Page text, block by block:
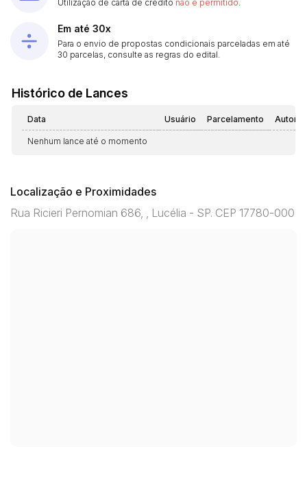
Utilização de carta de crédito não é permitido
Em até 30x
Para o envio de propostas condicionais parceladas em até
30 parcelas, consulte as regras do edital.
Histórico de Lances
Data Usuário Parcelamento
Nenhum lance até o momento
Localização e Proximidades
Rua Ricieri Pernomian 686, , Lucélia - SP. CEP 17780-000